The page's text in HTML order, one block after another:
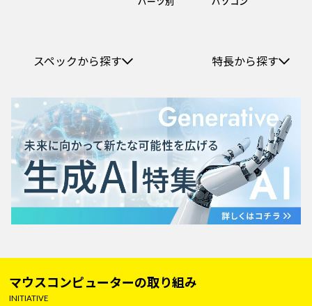
スペックから探す 特長から探す
マウスコンピューターの取り組み
INITIATIVE